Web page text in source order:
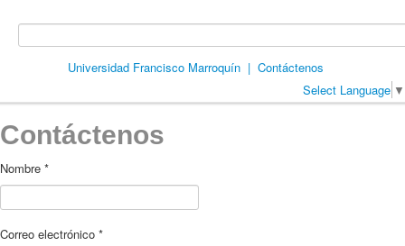
Universidad Francisco Marroquín | Contáctenos
Select Language ▼
Contáctenos
Nombre *
Correo electrónico *